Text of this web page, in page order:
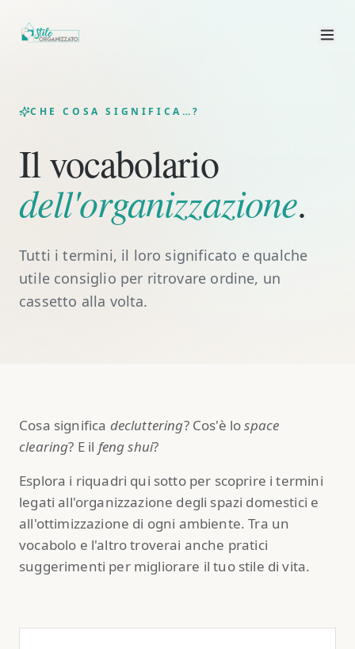
CHE COSA SIGNIFICA…?
Il vocabolario
dell'organizzazione.
Tutti i termini, il loro significato e qualche
utile consiglio per ritrovare ordine, un
cassetto alla volta.
Cosa significa decluttering? Cos'è lospace
clearing? E il feng shui?
Esplora i riquadri qui sotto per scoprire i termini
legati all'organizzazione degli spazi domestici e
all'ottimizzazione di ogni ambiente. Tra un
vocabolo e l'altro troverai anche pratici
suggerimenti per migliorare il tuo stile di vita.